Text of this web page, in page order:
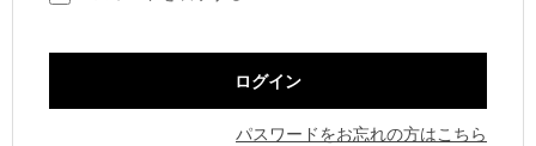
パスワードをお忘れの方はこちら